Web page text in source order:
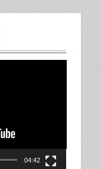
04:42